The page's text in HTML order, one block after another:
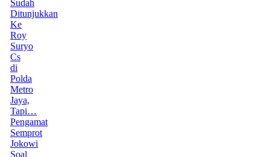
Sudah
Ditunjukkan
Ke
Roy
Suryo
Cs
di
Polda
Metro
Jaya,
Tapi…
Pengamat
Semprot
Jokowi
Soal